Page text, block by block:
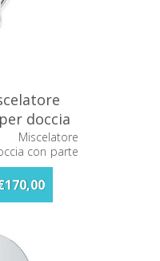
doccia
Grohe
con parte